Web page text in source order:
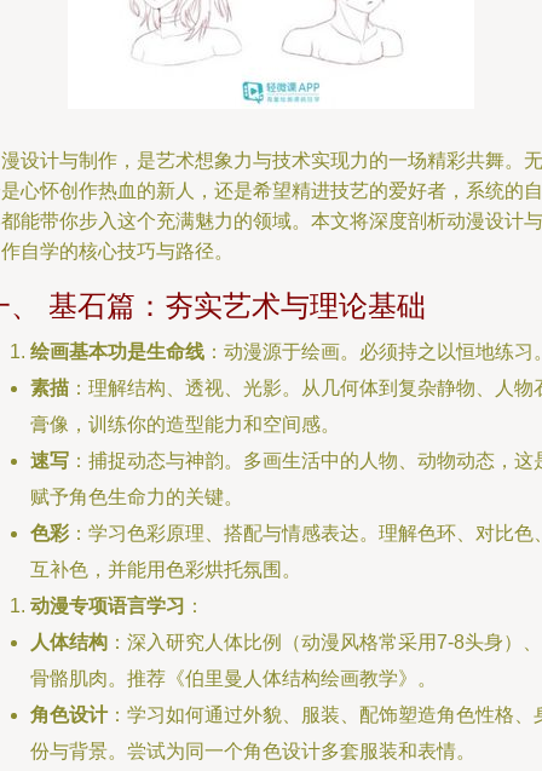
设计与制作，是艺术想象力与技术实现力的一场精彩共舞。无
心怀创作热血的新人，还是希望精进技艺的爱好者，系统的自
能带你步入这个充满魅力的领域。本文将深度剖析动漫设计与
自学的核心技巧与路径。
、 基石篇：夯实艺术与理论基础
绘画基本功是生命线 ：动漫源于绘画。必须持之以恒地练习
素描 ：理解结构、透视、光影。从几何体到复杂静物、人物
膏像，训练你的造型能力和空间感。
速写 ：捕捉动态与神韵。多画生活中的人物、动物动态，这
赋予角色生命力的关键。
色彩 ：学习色彩原理、搭配与情感表达。理解色环、对比色
互补色，并能用色彩烘托氛围。
动漫专项语言学习 ：
人体结构 ：深入研究人体比例（动漫风格常采用7-8头身）、
骨骼肌肉。推荐《伯里曼人体结构绘画教学》。
角色设计：学习如何通过外貌、服装、配饰塑造角色性格、
份与背景。尝试为同一个角色设计多套服装和表情。